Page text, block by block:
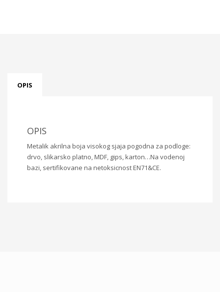
OPIS
OPIS
Metalik akrilna boja visokog sjaja pogodna za podloge:
drvo, slikarsko platno, MDF, gips, karton…Na vodenoj
bazi, sertifikovane na netoksicnost EN71&CE.